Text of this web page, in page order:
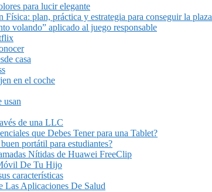
para lucir elegante
Física: plan, práctica y estrategia para conseguir la plaza
volando” aplicado al juego responsable
casa
en el coche
usan
de una LLC
que Debes Tener para una Tablet?
portátil para estudiantes?
Nítidas de Huawei FreeClip
De Tu Hijo
características
Las Aplicaciones De Salud